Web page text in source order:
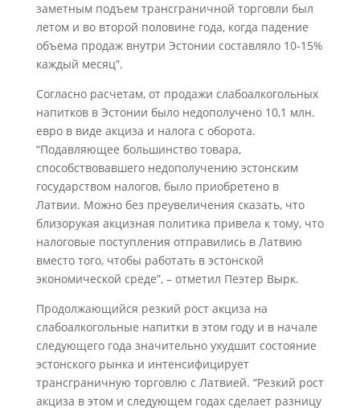
заметным подъем трансграничной торговли был
летом и во второй половине года, когда падение
объема продаж внутри Эстонии составляло 10-15%
каждый месяц”.
Согласно расчетам, от продажи слабоалкогольных
напитков в Эстонии было недополучено 10,1 млн.
евро в виде акциза и налога с оборота.
“Подавляющее большинство товара,
способствовавшего недополучению эстонским
государством налогов, было приобретено в
Латвии. Можно без преувеличения сказать, что
близорукая акцизная политика привела к тому, что
налоговые поступления отправились в Латвию
вместо того, чтобы работать в эстонской
экономической среде”, – отметил Пеэтер Вырк.
Продолжающийся резкий рост акциза на
слабоалкогольные напитки в этом году и в начале
следующего года значительно ухудшит состояние
эстонского рынка и интенсифицирует
трансграничную торговлю с Латвией. “Резкий рост
акциза в этом и следующем годах сделает разницу